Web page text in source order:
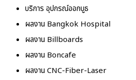
บริการ อุปกรณ์ออกบูธ
ผลงาน Bangkok Hospital
ผลงาน Billboards
ผลงาน Boncafe
ผลงาน CNC-Fiber-Laser